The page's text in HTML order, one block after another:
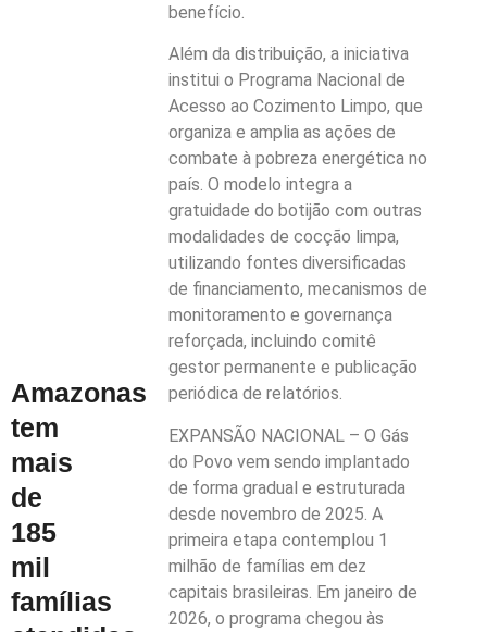
Amazonas
tem
mais
de
185
mil
famílias
benefício.
Além da distribuição, a iniciativa
institui o Programa Nacional de
Acesso ao Cozimento Limpo, que
organiza e amplia as ações de
combate à pobreza energética no
país. O modelo integra a
gratuidade do botijão com outras
modalidades de cocção limpa,
utilizando fontes diversificadas
de financiamento, mecanismos de
monitoramento e governança
reforçada, incluindo comitê
gestor permanente e publicação
periódica de relatórios.
EXPANSÃO NACIONAL – O Gás
do Povo vem sendo implantado
de forma gradual e estruturada
desde novembro de 2025. A
primeira etapa contemplou 1
milhão de famílias em dez
capitais brasileiras. Em janeiro de
2026, o programa chegou às